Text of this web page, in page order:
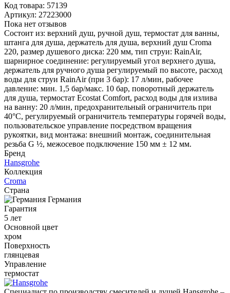
Код товара: 57139
Артикул: 27223000
Пока нет отзывов
Состоит из: верхний душ, ручной душ, термостат для ванны,
штанга для душа, держатель для душа, верхний душ Croma
220, размер душевого диска: 220 мм, тип струи: RainAir,
шарнирное соединение: регулируемый угол верхнего душа,
держатель для ручного душа регулируемый по высоте, расход
воды для струи RainAir (при 3 бар): 17 л/мин, рабочее
давление: мин. 1,5 бар/макс. 10 бар, поворотный держатель
для душа, термостат Ecostat Comfort, расход воды для излива
на ванну: 20 л/мин, предохранительный ограничитель при
40°C, регулируемый ограничитель температуры горячей воды,
пользовательское управление посредством вращения
рукоятки, вид монтажа: внешний монтаж, соединительная
резьба G ½, межосевое подключение 150 мм ± 12 мм.
Бренд
Hansgrohe
Коллекция
Croma
Страна
Германия
Гарантия
5 лет
Основной цвет
хром
Поверхность
глянцевая
Управление
термостат